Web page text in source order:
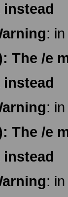
instead
:
The /e
instead
:
The /e
instead
: